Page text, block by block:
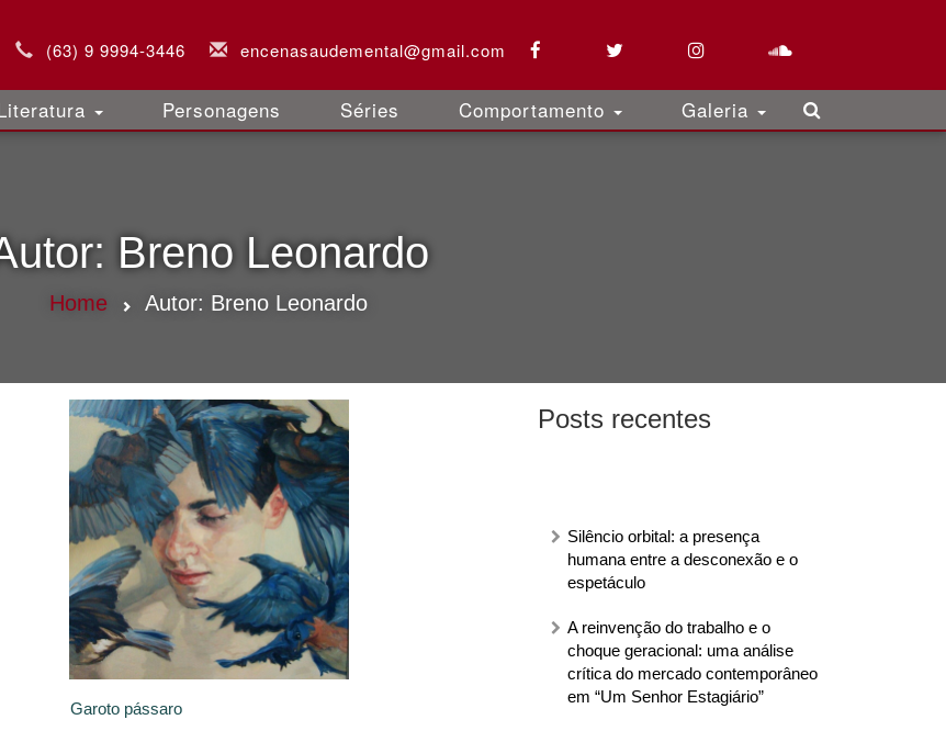
(63) 9 9994-3446 encenasaudemental@gmail.com
Personagens Séries Comportamento Galeria
Breno Leonardo
Home Autor: Breno Leonardo
Posts recentes
Silêncio orbital: a presença
humana entre a desconexão e o
espetáculo
A reinvenção do trabalho e o
choque geracional: uma análise
crítica do mercado contemporâneo
em “Um Senhor Estagiário”
Garoto pássaro